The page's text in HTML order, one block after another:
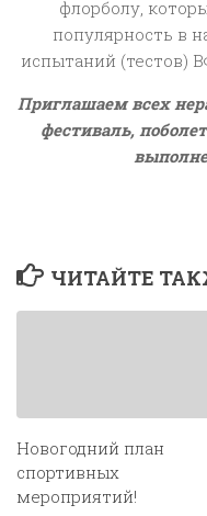
флорболу,
популярность в
испытаний (тестов)
Приглашаем всех
фестиваль,
ЧИТАЙТЕ
Новогодний план
спортивных
мероприятий!